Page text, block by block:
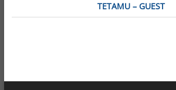
TETAMU – GUEST